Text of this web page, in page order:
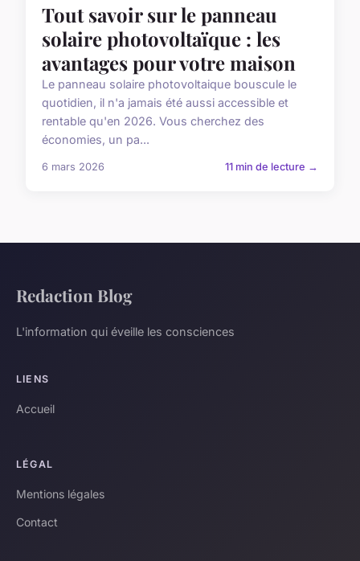
Tout savoir sur le panneau
solaire photovoltaïque : les
avantages pour votre maison
Le panneau solaire photovoltaique bouscule le
quotidien, il n'a jamais été aussi accessible et
rentable qu'en 2026. Vous cherchez des
économies, un pa...
6 mars 2026 11 min de lecture →
Redaction Blog
L'information qui éveille les consciences
LIENS
Accueil
LÉGAL
Mentions légales
Contact